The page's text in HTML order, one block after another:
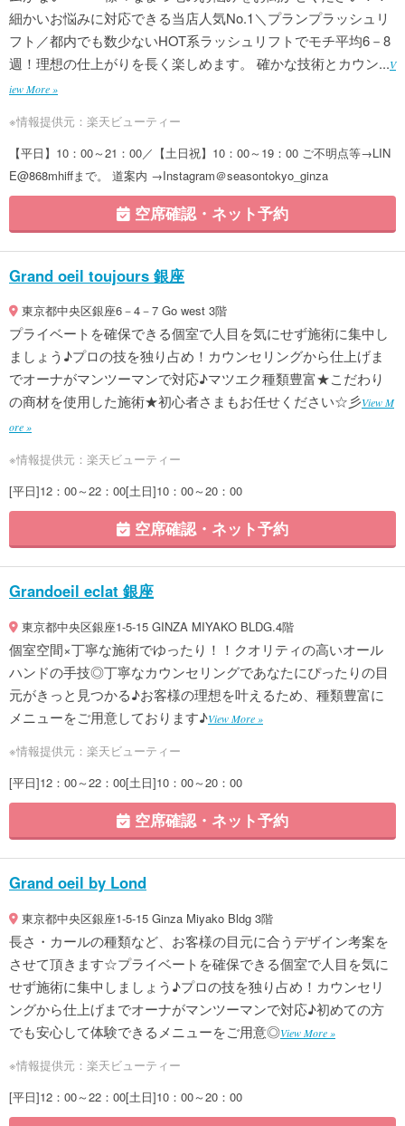
細かいお悩みに対応できる当店人気No.1＼プランプラッシュリ
フト／都内でも数少ないHOT系ラッシュリフトでモチ平均6－8
週！理想の仕上がりを長く楽しめます。 確かな技術とカウン...V
iew More »
※情報提供元：楽天ビューティー
【平日】10：00～21：00／【土日祝】10：00～19：00 ご不明点等→LIN
E@868mhiffまで。 道案内 →Instagram＠seasontokyo_ginza
空席確認・ネット予約
Grand oeil toujours 銀座
東京都中央区銀座6－4－7 Go west 3階
プライベートを確保できる個室で人目を気にせず施術に集中し
ましょう♪プロの技を独り占め！カウンセリングから仕上げま
でオーナがマンツーマンで対応♪マツエク種類豊富★こだわり
の商材を使用した施術★初心者さまもお任せください☆彡View M
ore »
※情報提供元：楽天ビューティー
[平日]12：00～22：00[土日]10：00～20：00
空席確認・ネット予約
Grandoeil eclat 銀座
東京都中央区銀座1-5-15 GINZA MIYAKO BLDG.4階
個室空間×丁寧な施術でゆったり！！クオリティの高いオール
ハンドの手技◎丁寧なカウンセリングであなたにぴったりの目
元がきっと見つかる♪お客様の理想を叶えるため、種類豊富に
メニューをご用意しております♪View More »
※情報提供元：楽天ビューティー
[平日]12：00～22：00[土日]10：00～20：00
空席確認・ネット予約
Grand oeil by Lond
東京都中央区銀座1-5-15 Ginza Miyako Bldg 3階
長さ・カールの種類など、お客様の目元に合うデザイン考案を
させて頂きます☆プライベートを確保できる個室で人目を気に
せず施術に集中しましょう♪プロの技を独り占め！カウンセリ
ングから仕上げまでオーナがマンツーマンで対応♪初めての方
でも安心して体験できるメニューをご用意◎View More »
※情報提供元：楽天ビューティー
[平日]12：00～22：00[土日]10：00～20：00